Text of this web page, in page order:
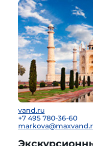
vand.ru
+7 495 780-36-60